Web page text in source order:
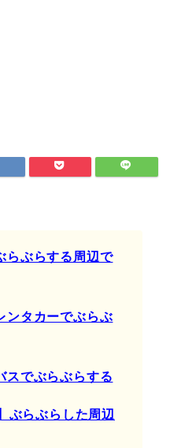
らぶらする周辺で
ンタカーでぶらぶ
スでぶらぶらする
ぶらぶらした周辺